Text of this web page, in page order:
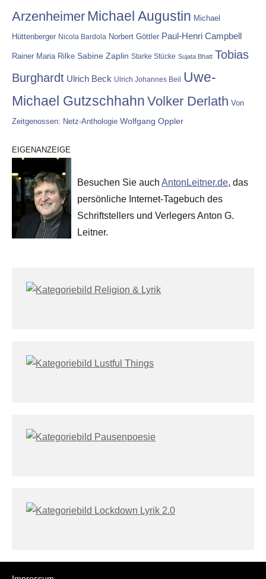
Arzenheimer Michael Augustin Michael
Hüttenberger Nicola Bardola Norbert Göttler Paul-Henri Campbell
Rainer Maria Rilke Sabine Zaplin Starke Stücke Sujata Bhatt Tobias
Burghardt Ulrich Beck Ulrich Johannes Beil
Uwe-
Michael Gutzschhahn Volker Derlath Von
Zeitgenossen: Netz-Anthologie Wolfgang Oppler
EIGENANZEIGE
Besuchen Sie auch AntonLeitner.de, das
persönliche Internet-Tagebuch des
Schriftstellers und Verlegers Anton G.
Leitner.